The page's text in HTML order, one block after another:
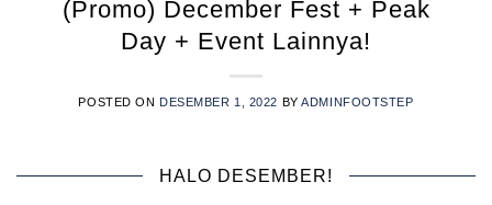
(Promo) December Fest + Peak
Day + Event Lainnya!
POSTED ON DESEMBER 1, 2022 BYADMINFOOTSTEP
HALO DESEMBER!